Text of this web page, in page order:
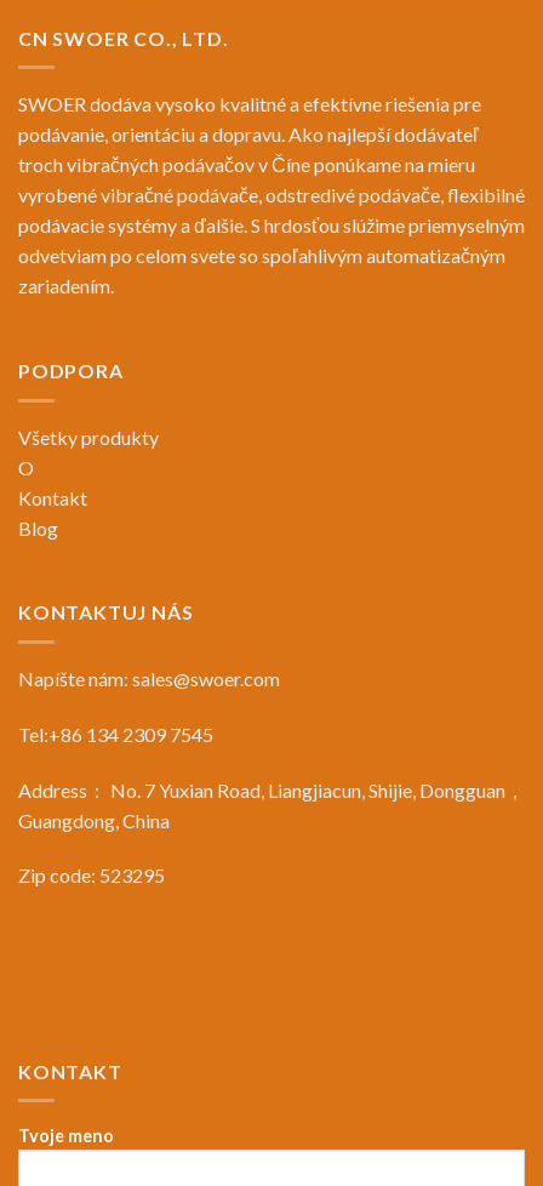
CN SWOER CO., LTD.
SWOER dodáva vysoko kvalitné a efektívne riešenia pre
podávanie, orientáciu a dopravu. Ako najlepší dodávateľ
troch vibračných podávačov v Číne ponúkame na mieru
vyrobené vibračné podávače, odstredivé podávače, flexibilné
podávacie systémy a ďalšie. S hrdosťou slúžime priemyselným
odvetviam po celom svete so spoľahlivým automatizačným
zariadením.
PODPORA
Všetky produkty
O
Kontakt
Blog
KONTAKTUJ NÁS
Napíšte nám: sales@swoer.com
Tel:+86 134 2309 7545
Address： No. 7 Yuxian Road, Liangjiacun, Shijie, Dongguan，
Guangdong, China
Zip code: 523295
KONTAKT
Tvoje meno